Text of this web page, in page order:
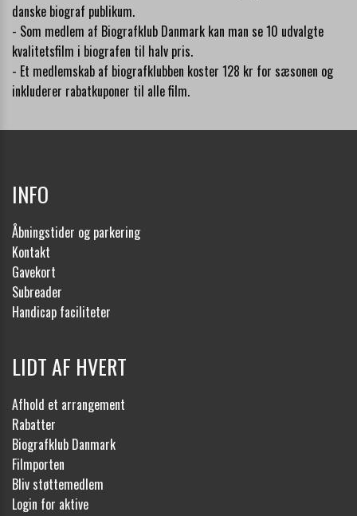
danske biograf publikum.
- Som medlem af Biografklub Danmark kan man se 10 udvalgte
kvalitetsfilm i biografen til halv pris.
- Et medlemskab af biografklubben koster 128 kr for sæsonen og
inkluderer rabatkuponer til alle film.
INFO
Åbningstider og parkering
Kontakt
Gavekort
Subreader
Handicap faciliteter
LIDT AF HVERT
Afhold et arrangement
Rabatter
Biografklub Danmark
Filmporten
Bliv støttemedlem
Login for aktive